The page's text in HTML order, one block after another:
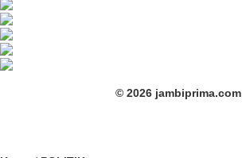
© 2026 jambiprima.com